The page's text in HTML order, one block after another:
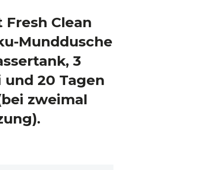
Fresh Clean
Munddusche
3
und 20 Tagen
zweimal